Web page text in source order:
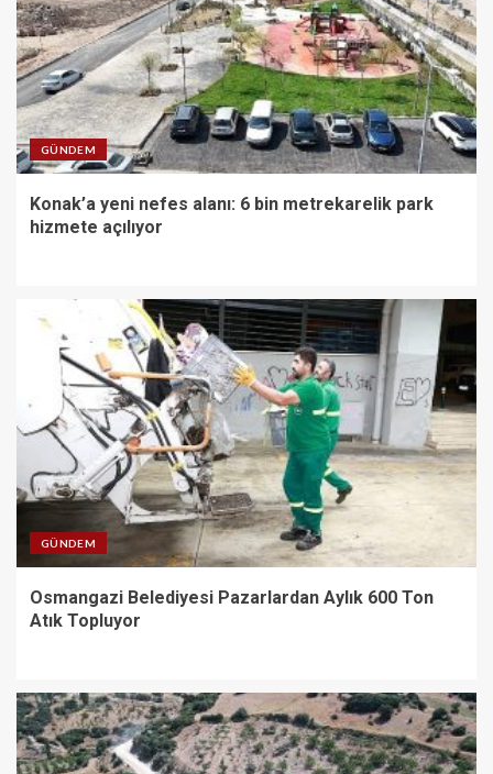
GÜNDEM
Konak’a yeni nefes alanı: 6 bin metrekarelik park
hizmete açılıyor
GÜNDEM
Osmangazi Belediyesi Pazarlardan Aylık 600 Ton
Atık Topluyor